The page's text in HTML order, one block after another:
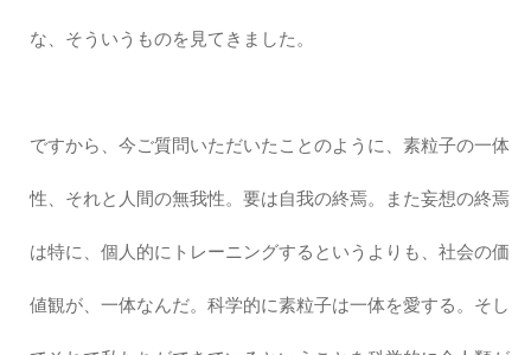
な、そういうものを見てきました。
ですから、今ご質問いただいたことのように、素粒子の一体
性、それと人間の無我性。要は自我の終焉。また妄想の終焉
は特に、個人的にトレーニングするというよりも、社会の価
値観が、一体なんだ。科学的に素粒子は一体を愛する。そし